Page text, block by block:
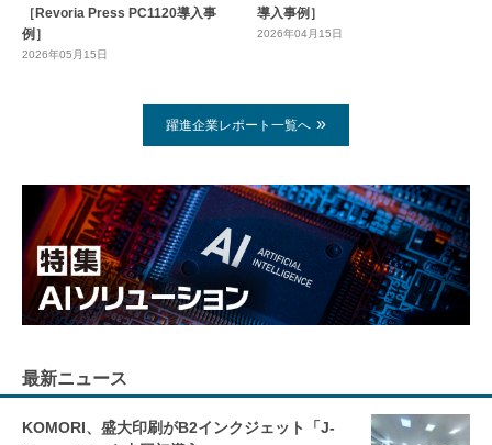
［Revoria Press PC1120導入事
例］
2026年05月15日
導入事例］
2026年04月15日
躍進企業レポート一覧へ
最新ニュース
KOMORI、盛大印刷がB2インクジェット「J-